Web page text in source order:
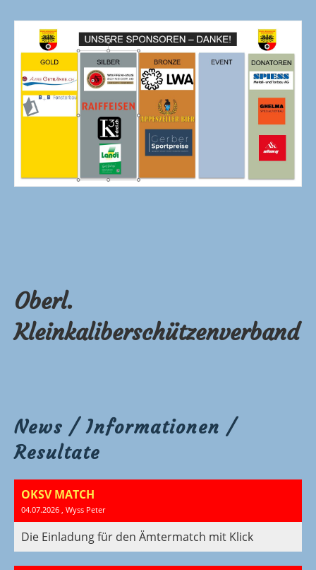
Oberl.
Kleinkaliberschützenverband
News / Informationen /
Resultate
OKSV MATCH
04.07.2026 , Wyss Peter
Die Einladung für den Ämtermatch mit Klick